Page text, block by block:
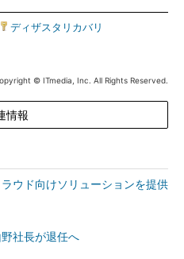
ディザスタリカバリ
© ITmedia, Inc. All Rights Reserved.
情報
ウド向けソリューションを提供
社長が退任へ